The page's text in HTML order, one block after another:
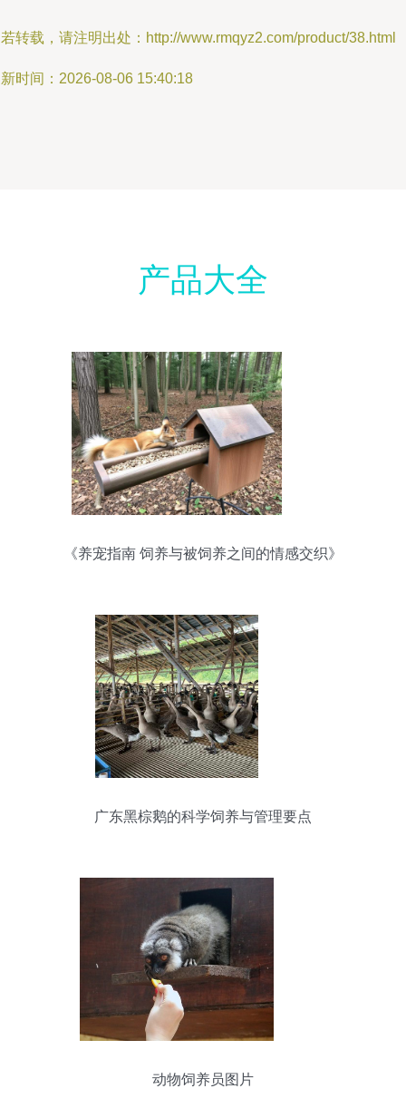
转载，请注明出处：http://www.rmqyz2.com/product/38.html
时间：2026-08-06 15:40:18
产品大全
《养宠指南 饲养与被饲养之间的情感交织》
广东黑棕鹅的科学饲养与管理要点
动物饲养员图片